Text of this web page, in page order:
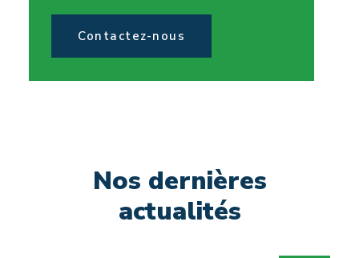
Contactez-nous
Nos dernières
actualités